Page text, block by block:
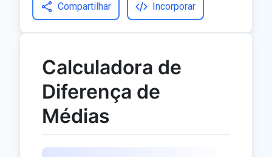
Compartilhar Incorporar
Calculadora de
Diferença de
Médias